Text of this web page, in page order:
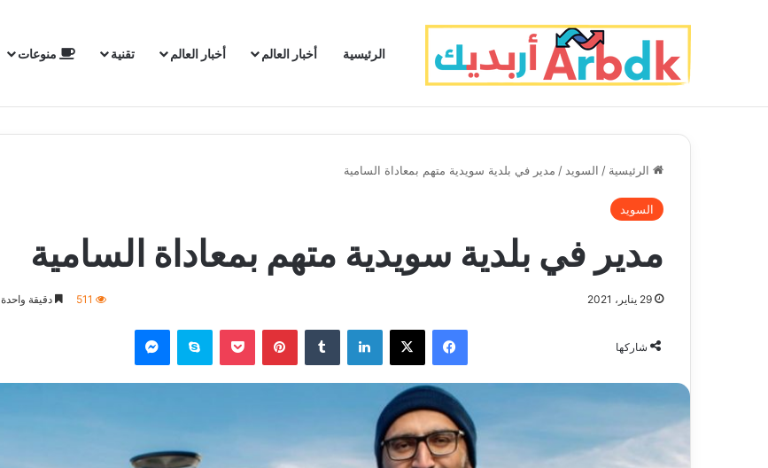
الرئيسية أخبار العالم أخبار العالم تقنية منوعات
الرئيسية / السويد / مدير في بلدية سويدية متهم بمعاداة السامية
السويد
مدير في بلدية سويدية متهم بمعاداة السامية
29 يناير، 2021 511 دقيقة واحدة
شاركها
فيسبوك ‫X لينكدإن بينتيريست سكايب